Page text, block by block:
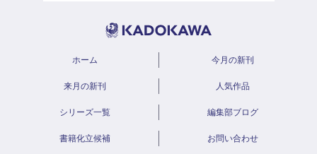
ホーム 今月の新刊
来月の新刊 人気作品
シリーズ一覧 編集部ブログ
書籍化立候補 お問い合わせ